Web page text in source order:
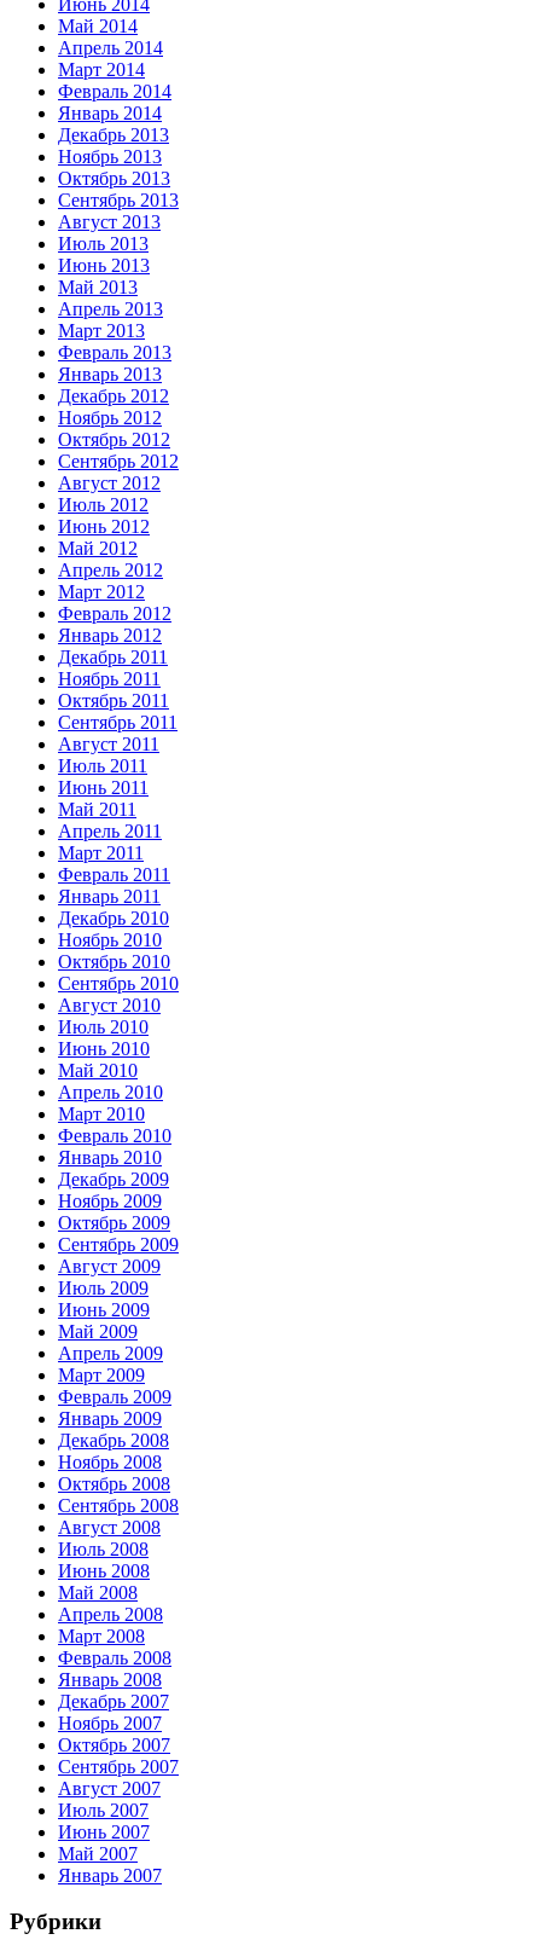
Май 2014
Апрель 2014
Март 2014
Февраль 2014
Январь 2014
Декабрь 2013
Ноябрь 2013
Октябрь 2013
Сентябрь 2013
Август 2013
Июль 2013
Июнь 2013
Май 2013
Апрель 2013
Март 2013
Февраль 2013
Январь 2013
Декабрь 2012
Ноябрь 2012
Октябрь 2012
Сентябрь 2012
Август 2012
Июль 2012
Июнь 2012
Май 2012
Апрель 2012
Март 2012
Февраль 2012
Январь 2012
Декабрь 2011
Ноябрь 2011
Октябрь 2011
Сентябрь 2011
Август 2011
Июль 2011
Июнь 2011
Май 2011
Апрель 2011
Март 2011
Февраль 2011
Январь 2011
Декабрь 2010
Ноябрь 2010
Октябрь 2010
Сентябрь 2010
Август 2010
Июль 2010
Июнь 2010
Май 2010
Апрель 2010
Март 2010
Февраль 2010
Январь 2010
Декабрь 2009
Ноябрь 2009
Октябрь 2009
Сентябрь 2009
Август 2009
Июль 2009
Июнь 2009
Май 2009
Апрель 2009
Март 2009
Февраль 2009
Январь 2009
Декабрь 2008
Ноябрь 2008
Октябрь 2008
Сентябрь 2008
Август 2008
Июль 2008
Июнь 2008
Май 2008
Апрель 2008
Март 2008
Февраль 2008
Январь 2008
Декабрь 2007
Ноябрь 2007
Октябрь 2007
Сентябрь 2007
Август 2007
Июль 2007
Июнь 2007
Май 2007
Январь 2007
Рубрики